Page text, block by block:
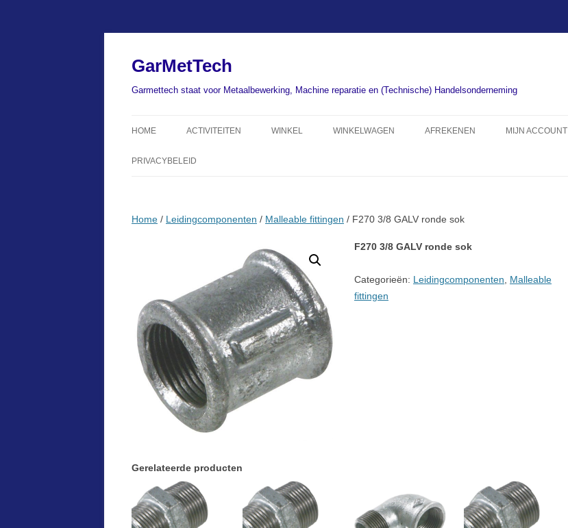
inhoud
GarMetTech
Garmettech staat voor Metaalbewerking, Machine reparatie en (Technische) Handelsonderneming
HOME ACTIVITEITEN WINKEL WINKELWAGEN AFREKENEN MIJN ACCOUNT
PRIVACYBELEID
Home / Leidingcomponenten / Malleable fittingen / F270 3/8 GALV ronde sok
F270 3/8 GALV ronde sok
Categorieën: Leidingcomponenten
Malleable
fittingen
Gerelateerde producten